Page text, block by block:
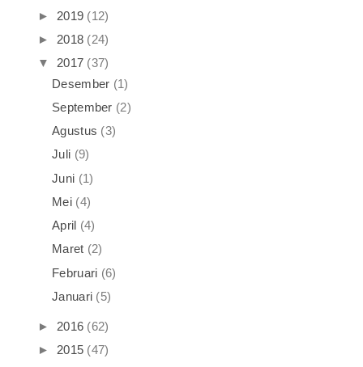
► 2019 (12)
► 2018 (24)
▼
2017 (37)
Desember (1)
September (2)
Agustus (3)
Juli (9)
Juni (1)
Mei (4)
April (4)
Maret (2)
Februari (6)
Januari (5)
► 2016 (62)
► 2015 (47)